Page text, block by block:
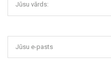
Jūsu vārds:
Jūsu e-pasts